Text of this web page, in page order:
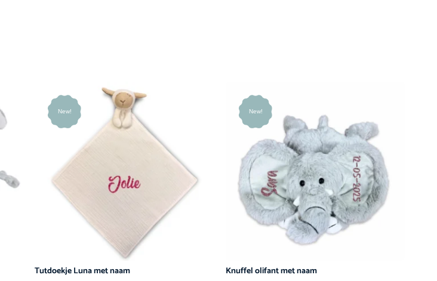
New!
Tutdoekje Luna met naam
New!
Knuffel olifant met naam